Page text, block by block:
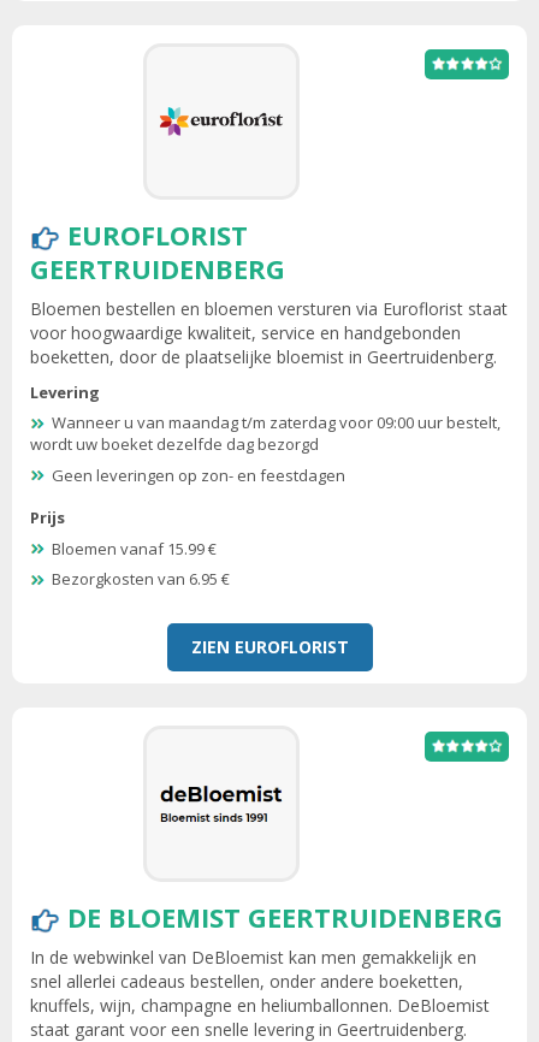
EUROFLORIST
GEERTRUIDENBERG
Bloemen bestellen en bloemen versturen via Euroflorist staat
voor hoogwaardige kwaliteit, service en handgebonden
boeketten, door de plaatselijke bloemist in Geertruidenberg.
Levering
Wanneer u van maandag t/m zaterdag voor 09:00 uur bestelt,
wordt uw boeket dezelfde dag bezorgd
Geen leveringen op zon- en feestdagen
Prijs
Bloemen vanaf 15.99 €
Bezorgkosten van 6.95 €
ZIEN EUROFLORIST
DE BLOEMIST GEERTRUIDENBERG
In de webwinkel van DeBloemist kan men gemakkelijk en
snel allerlei cadeaus bestellen, onder andere boeketten,
knuffels, wijn, champagne en heliumballonnen. DeBloemist
staat garant voor een snelle levering in Geertruidenberg.